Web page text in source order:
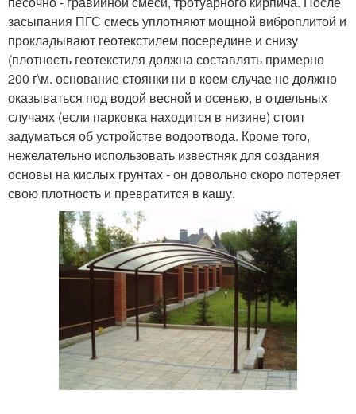
засыпания ПГС смесь уплотняют мощной виброплитой и
прокладывают геотекстилем посередине и снизу
(плотность геотекстиля должна составлять примерно
200 г\м. основание стоянки ни в коем случае не должно
оказываться под водой весной и осенью, в отдельных
случаях (если парковка находится в низине) стоит
задуматься об устройстве водоотвода. Кроме того,
нежелательно использовать известняк для создания
основы на кислых грунтах - он довольно скоро потеряет
свою плотность и превратится в кашу.